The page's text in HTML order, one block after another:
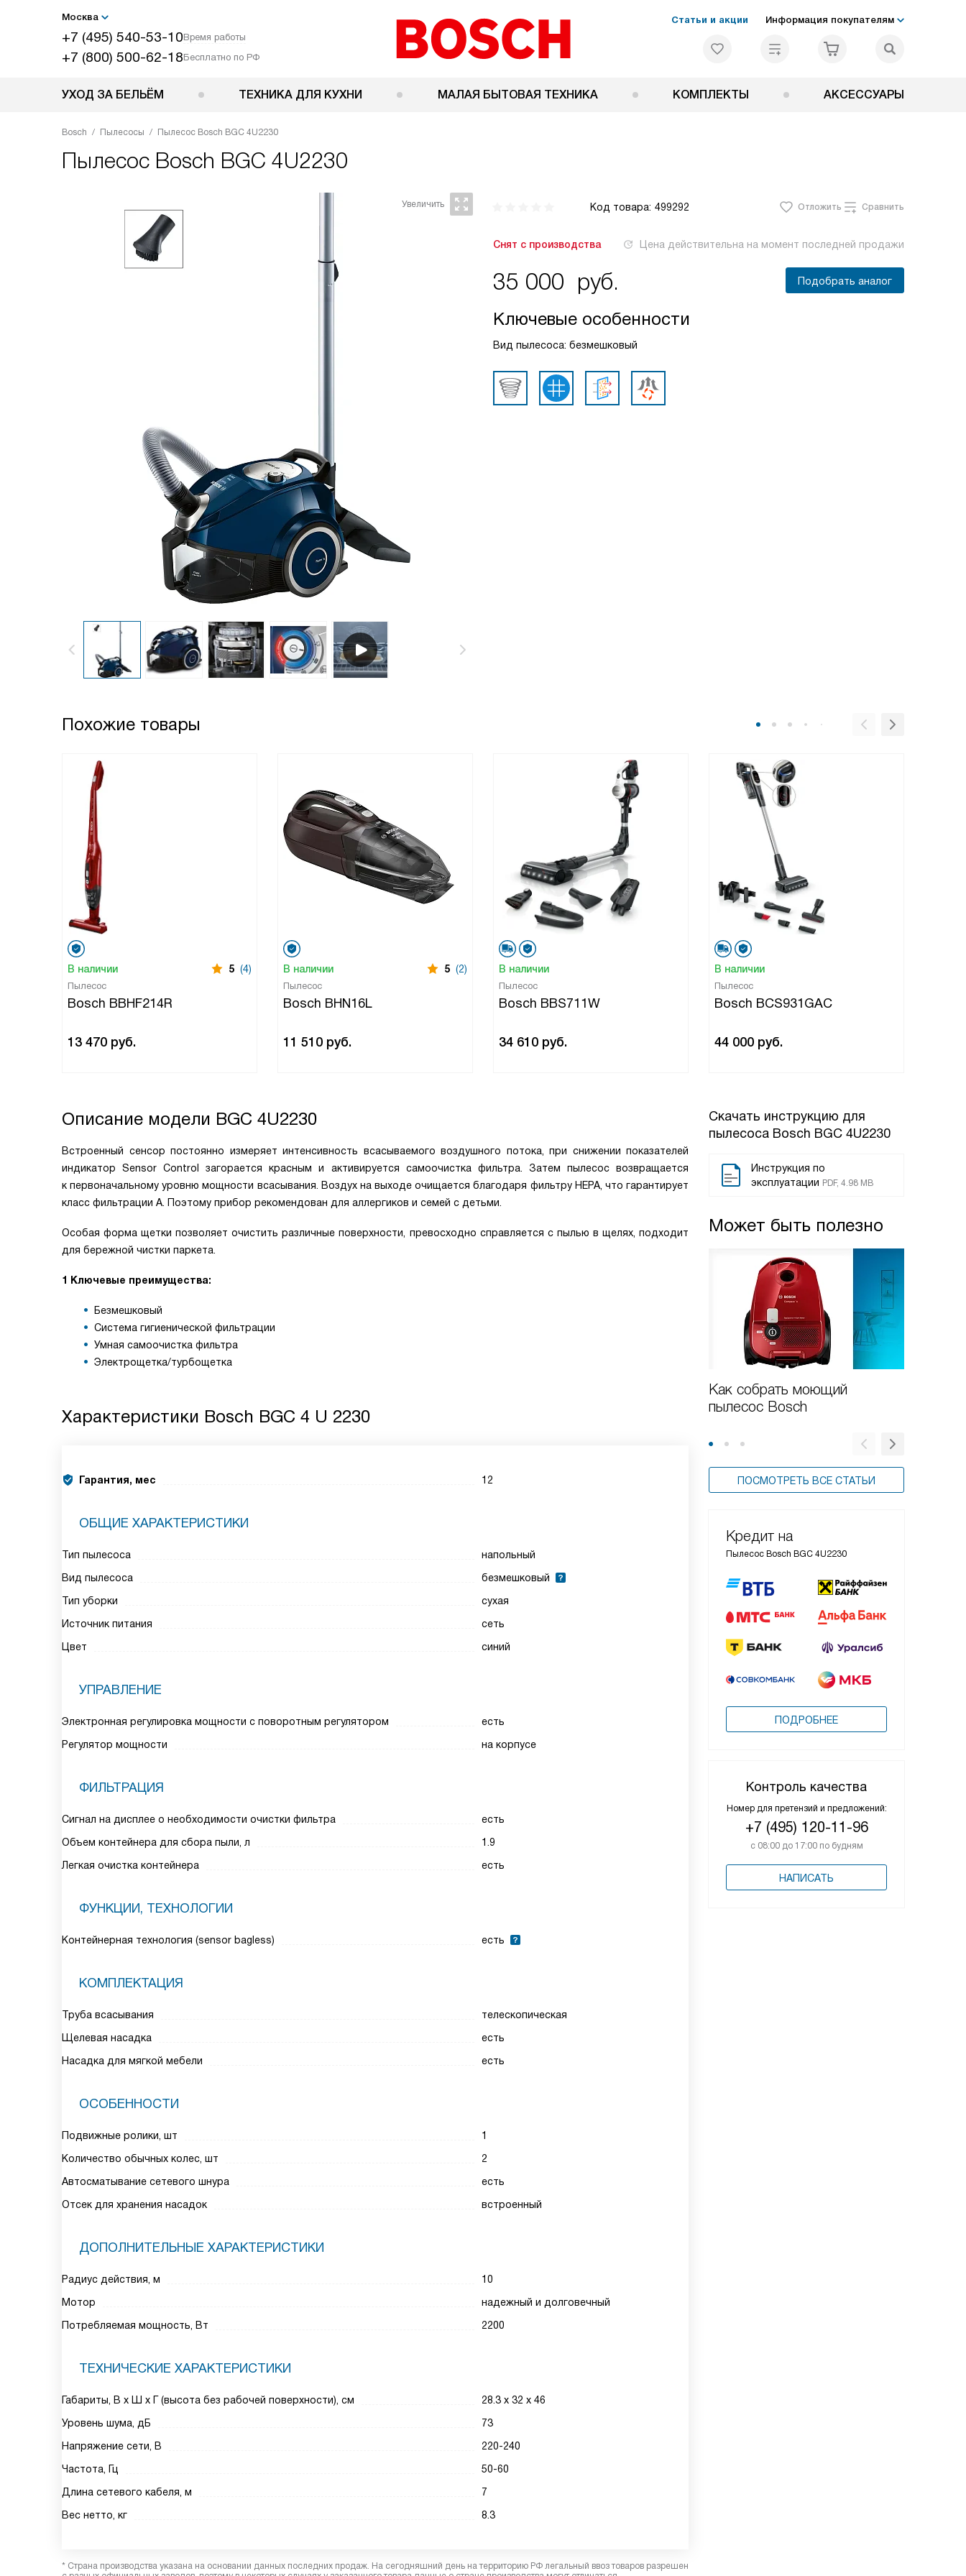
Москва
+7 (495) 540-53-10Время работы
+7 (800) 500-62-18Бесплатно по РФ
Статьи и акции Информация покупателям
УХОД ЗА БЕЛЬЁМ ТЕХНИКА ДЛЯ КУХНИ МАЛАЯ БЫТОВАЯ ТЕХНИКА КОМПЛЕКТЫ АКСЕССУАРЫ
Bosch Пылесосы Пылесос Bosch BGC 4U2230
Пылесос Bosch BGC 4U2230
Код товара: 499292 Отложить Сравнить
Снят с производства Цена действительна на момент последней продажи
35 000 руб. Подобрать аналог
Ключевые особенности
Вид пылесоса: безмешковый
Похожие товары
В наличии 5 (4)
Пылесос
Bosch BBHF214R
13 470 руб.
В наличии 5 (2)
Пылесос
Bosch BHN16L
11 510 руб.
В наличии
Пылесос
Bosch BBS711W
34 610 руб.
В наличии
Пылесос
Bosch BCS931GAC
44 000 руб.
Скачать инструкцию для
пылесоса Bosch BGC 4U2230
Инструкция по
эксплуатации PDF, 4.98 MB
Может быть полезно
Как собрать моющий
пылесос Bosch
ПОСМОТРЕТЬ ВСЕ СТАТЬИ
Кредит на
Пылесос Bosch BGC 4U2230
ПОДРОБНЕЕ
Контроль качества
Номер для претензий и предложений:
+7 (495) 120-11-96
с 08:00 до 17:00 по будням
НАПИСАТЬ
Описание модели BGC 4U2230
Встроенный сенсор постоянно измеряет интенсивность всасываемого воздушного потока, при снижении показателей
индикатор Sensor Control загорается красным и активируется самоочистка фильтра. Затем пылесос возвращается
к первоначальному уровню мощности всасывания. Воздух на выходе очищается благодаря фильтру HEPA, что гарантирует
класс фильтрации А. Поэтому прибор рекомендован для аллергиков и семей с детьми.
Особая форма щетки позволяет очистить различные поверхности, превосходно справляется с пылью в щелях, подходит
для бережной чистки паркета.
1 Ключевые преимущества:
Безмешковый
Система гигиенической фильтрации
Умная самоочистка фильтра
Электрощетка/турбощетка
Характеристики Bosch BGC 4 U 2230
Гарантия, мес 12
ОБЩИЕ ХАРАКТЕРИСТИКИ
Тип пылесоса
напольный
Вид пылесоса
безмешковый
Тип уборки
сухая
Источник питания
сеть
Цвет
синий
УПРАВЛЕНИЕ
Электронная регулировка мощности с поворотным регулятором
есть
Регулятор мощности
на корпусе
ФИЛЬТРАЦИЯ
Сигнал на дисплее о необходимости очистки фильтра
есть
Объем контейнера для сбора пыли, л
1.9
Легкая очистка контейнера
есть
ФУНКЦИИ, ТЕХНОЛОГИИ
Контейнерная технология (sensor bagless) есть
КОМПЛЕКТАЦИЯ
Труба всасывания
телескопическая
Щелевая насадка
есть
Насадка для мягкой мебели
есть
ОСОБЕННОСТИ
Подвижные ролики, шт
1
Количество обычных колес, шт
2
Автосматывание сетевого шнура
есть
Отсек для хранения насадок
встроенный
ДОПОЛНИТЕЛЬНЫЕ ХАРАКТЕРИСТИКИ
Радиус действия, м
10
Мотор
надежный и долговечный
Потребляемая мощность, Вт
2200
ТЕХНИЧЕСКИЕ ХАРАКТЕРИСТИКИ
Габариты, В х Ш х Г (высота без рабочей поверхности), см
28.3 х 32 х 46
Уровень шума, дБ
73
Напряжение сети, В
220-240
Частота, Гц
50-60
Длина сетевого кабеля, м
7
Вес нетто, кг
8.3
* Страна производства указана на основании данных последних продаж. На сегодняшний день на территорию РФ легальный ввоз товаров разрешен